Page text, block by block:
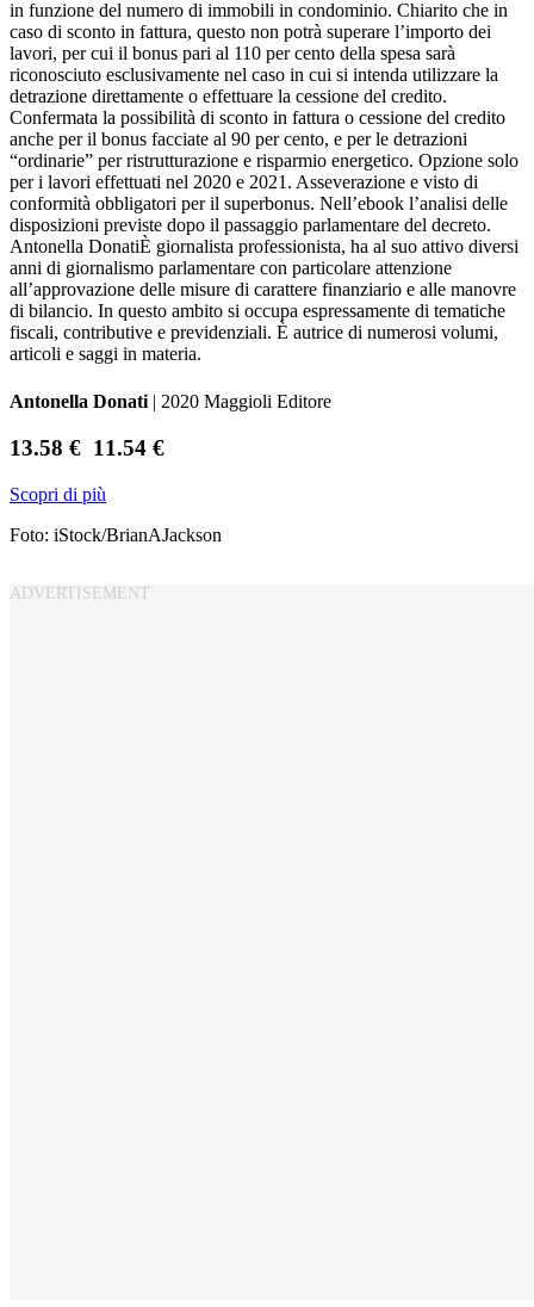
in funzione del numero di immobili in condominio. Chiarito che in
caso di sconto in fattura, questo non potrà superare l’importo dei
lavori, per cui il bonus pari al 110 per cento della spesa sarà
riconosciuto esclusivamente nel caso in cui si intenda utilizzare la
detrazione direttamente o effettuare la cessione del credito.
Confermata la possibilità di sconto in fattura o cessione del credito
anche per il bonus facciate al 90 per cento, e per le detrazioni
“ordinarie” per ristrutturazione e risparmio energetico. Opzione solo
per i lavori effettuati nel 2020 e 2021. Asseverazione e visto di
conformità obbligatori per il superbonus. Nell’ebook l’analisi delle
disposizioni previste dopo il passaggio parlamentare del decreto.
Antonella DonatiÈ giornalista professionista, ha al suo attivo diversi
anni di giornalismo parlamentare con particolare attenzione
all’approvazione delle misure di carattere finanziario e alle manovre
di bilancio. In questo ambito si occupa espressamente di tematiche
fiscali, contributive e previdenziali. È autrice di numerosi volumi,
articoli e saggi in materia.
Antonella Donati| 2020 Maggioli Editore
13.58 € 11.54 €
Scopri di più
Foto: iStock/BrianAJackson